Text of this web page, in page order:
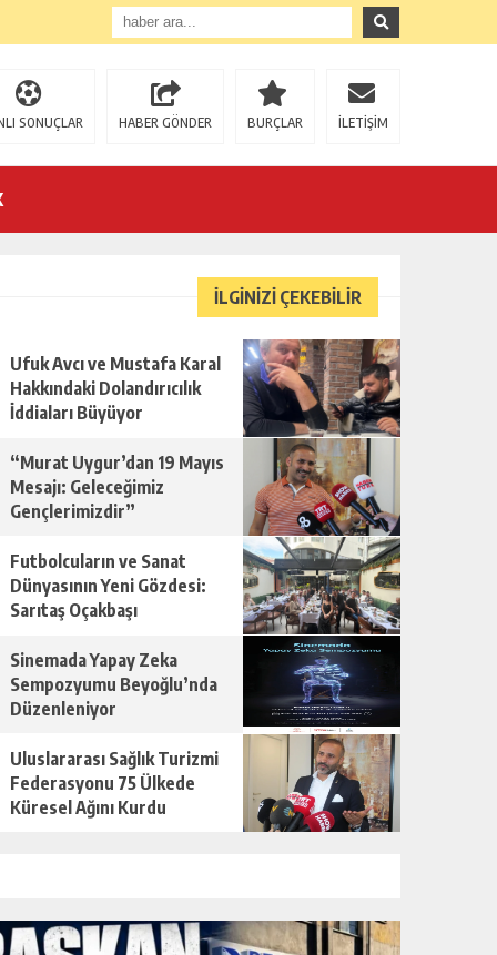
SONUÇLAR HABER GÖNDER BURÇLAR İLETİŞİM
İLGİNİZİ ÇEKEBİLİR
Ufuk Avcı ve Mustafa Karal
Hakkındaki Dolandırıcılık
İddiaları Büyüyor
“Murat Uygur’dan 19 Mayıs
Mesajı: Geleceğimiz
Gençlerimizdir”
Futbolcuların ve Sanat
Dünyasının Yeni Gözdesi:
Sarıtaş Oçakbaşı
Sinemada Yapay Zeka
Sempozyumu Beyoğlu’nda
Düzenleniyor
Uluslararası Sağlık Turizmi
Federasyonu 75 Ülkede
Küresel Ağını Kurdu